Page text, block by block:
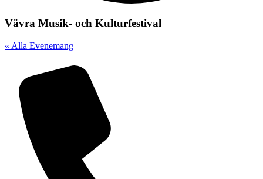
Vävra Musik- och Kulturfestival
« Alla Evenemang